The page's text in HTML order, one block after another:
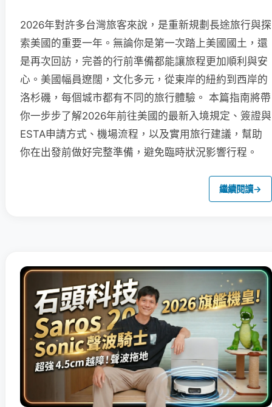
2026年對許多台灣旅客來說，是重新規劃長途旅行與探
索美國的重要一年。無論你是第一次踏上美國國土，還
是再次回訪，完善的行前準備都能讓旅程更加順利與安
心。美國幅員遼闊，文化多元，從東岸的紐約到西岸的
洛杉磯，每個城市都有不同的旅行體驗。 本篇指南將帶
你一步步了解2026年前往美國的最新入境規定、簽證與
ESTA申請方式、機場流程，以及實用旅行建議，幫助
你在出發前做好完整準備，避免臨時狀況影響行程。
繼續閱讀→